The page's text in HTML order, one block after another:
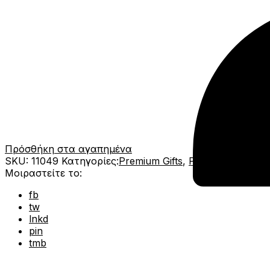
Πρόσθήκη στα αγαπημένα
SKU: 11049 Κατηγορίες:Premium Gifts, Premium
Μοιραστείτε το:
fb
tw
lnkd
pin
tmb